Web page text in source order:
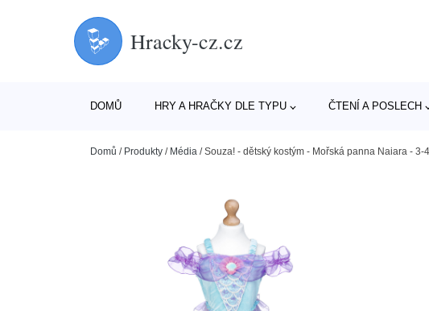
Hracky-cz.cz
DOMŮ HRY A HRAČKY DLE TYPU ČTENÍ A POSLECH
Domů / Produkty / Média /Souza! - dětský kostým - Mořská panna Naiara - 3-